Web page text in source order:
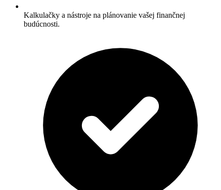
Kalkulačky a nástroje na plánovanie vašej finančnej
budúcnosti.